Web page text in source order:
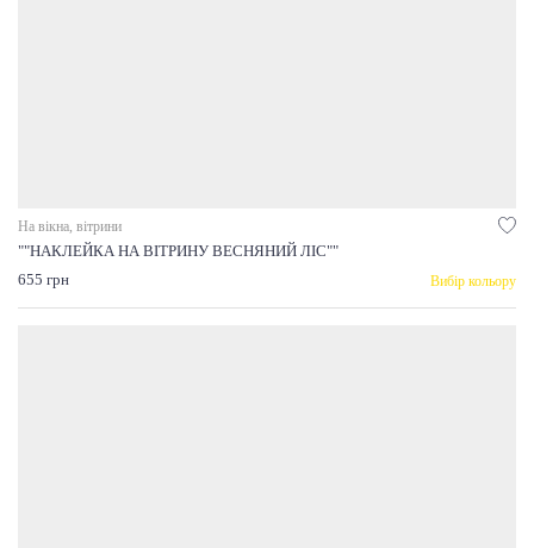
На вікна, вітрини
""НАКЛЕЙКА НА ВІТРИНУ ВЕСНЯНИЙ ЛІС""
655 грн
Вибір кольору